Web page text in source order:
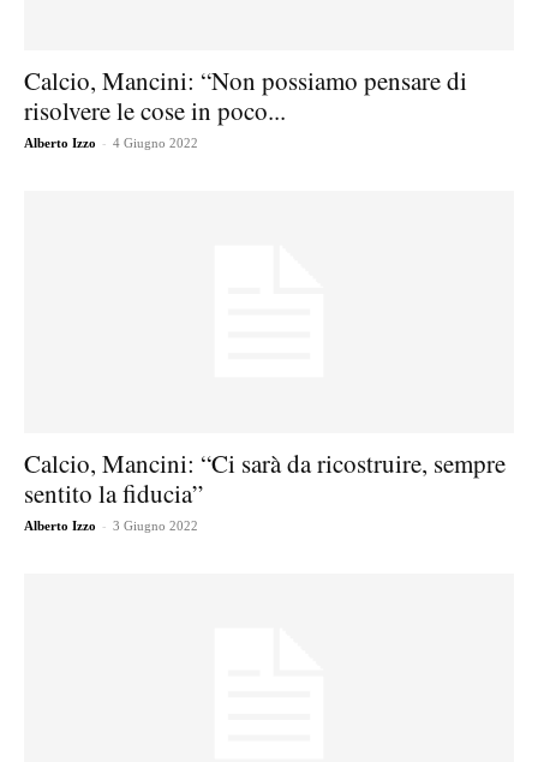
Calcio, Mancini: “Non possiamo pensare di
risolvere le cose in poco...
Alberto Izzo - 4 Giugno 2022
Calcio, Mancini: “Ci sarà da ricostruire, sempre
sentito la fiducia”
Alberto Izzo - 3 Giugno 2022